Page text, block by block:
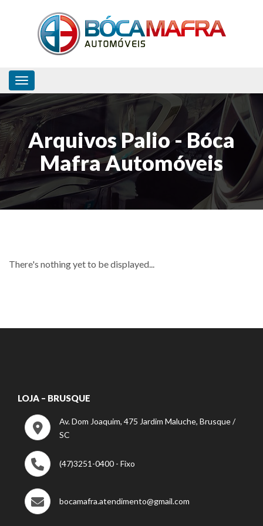
Toggle navigation
Arquivos Palio - Bóca
Mafra Automóveis
There's nothing yet to be displayed...
LOJA – BRUSQUE
Av. Dom Joaquim, 475 Jardim Maluche, Brusque /
SC
(47)3251-0400 - Fixo
bocamafra.atendimento@gmail.com